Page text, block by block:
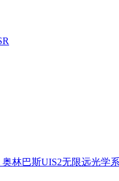
奥林巴斯UIS2无限远光学